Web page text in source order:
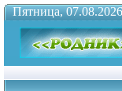
Пятница,